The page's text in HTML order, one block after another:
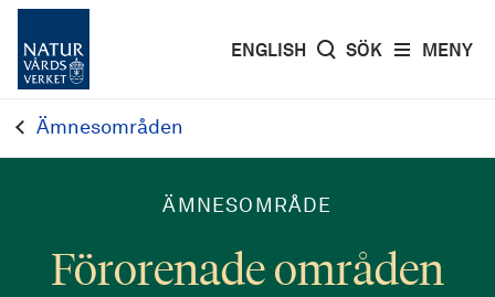
MENY
ENGLISH SÖK
Ämnesområden
ÄMNESOMRÅDE
Förorenade områden